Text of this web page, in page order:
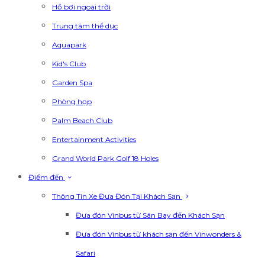
Hồ bơi ngoài trời
Trung tâm thể dục
Aquapark
Kid's Club
Garden Spa
Phòng họp
Palm Beach Club
Entertainment Activities
Grand World Park Golf 18 Holes
Điểm đến
Thông Tin Xe Đưa Đón Tại Khách Sạn
Đưa đón Vinbus từ Sân Bay đến Khách Sạn
Đưa đón Vinbus từ khách sạn đến Vinwonders &
Safari